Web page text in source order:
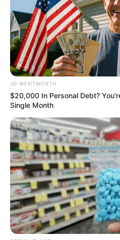
Why everything you
might be wrong
CTA LOVE
Why this ordinary drink is
best every day
CTA LOVE
She Gave Up A Normal Life
BRAINBERRIES
JG WENTWORTH
$20,000 In Personal Debt?
Single Month